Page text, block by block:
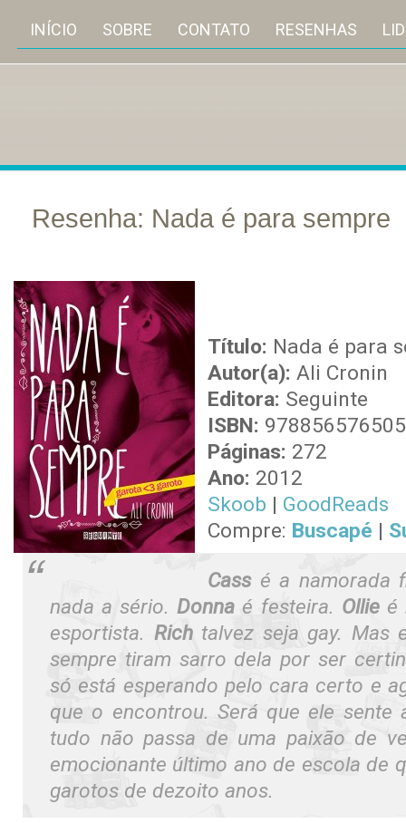
INÍCIO SOBRE CONTATO RESENHAS
Resenha: Nada é para sempre
Título: Nada é para
Autor(a): Ali Cronin
Editora: Seguinte
ISBN:
Páginas: 272
Ano: 2012
Skoob | GoodReads
Compre: Buscapé |
Cass é a namorada
nada a sério.Donna é festeira. Ollie é
esportista. Rich talvez seja gay. Mas
sempre tiram sarro dela por ser
só está esperando pelo cara certo e
que o encontrou. Será que ele sente
tudo não passa de uma paixão de
emocionante último ano de escola de
garotos de dezoito anos.